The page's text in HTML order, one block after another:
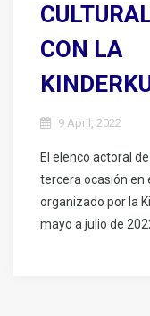
CON LA
9 April, 2022
El elenco actoral
tercera ocasión en
organizado por la
mayo a julio de